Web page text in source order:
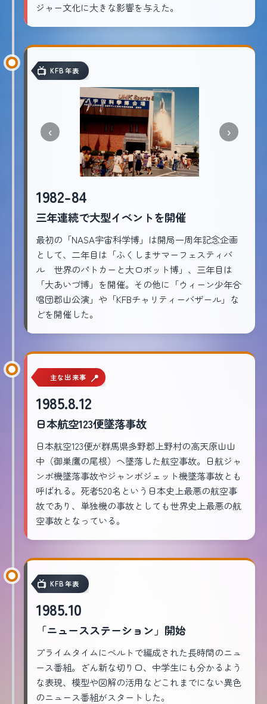
ジャー文化に大きな影響を与えた。
KFB年表
‹ ›
1982-84
三年連続で大型イベントを開催
最初の「NASA宇宙科学博」は開局一周年記念企画
として、二年目は「ふくしまサマーフェスティバ
ル 世界のパトカーと大ロボット博」、三年目は
「大あいづ博」を開催。その他に「ウィーン少年合
唱団郡山公演」や「KFBチャリティーバザール」な
どを開催した。
主な出来事
1985.8.12
日本航空123便墜落事故
日本航空123便が群馬県多野郡上野村の高天原山山
中（御巣鷹の尾根）ヘ墜落した航空事故。日航ジャ
ンボ機墜落事故やジャンボジェット機墜落事故とも
呼ばれる。死者520名という日本史上最悪の航空事
故であり、単独機の事故としても世界史上最悪の航
空事故となっている。
KFB年表
1985.10
「ニュースステーション」開始
プライムタイムにベルトで編成された長時間のニュ
ース番組。ざん新な切り口、中学生にも分かるよう
な表現、模型や図解の活用などこれまでにない異色
のニュース番組がスタートした。